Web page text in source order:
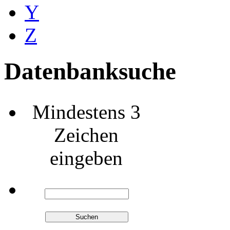
Y
Z
Datenbanksuche
Mindestens 3
Zeichen
eingeben